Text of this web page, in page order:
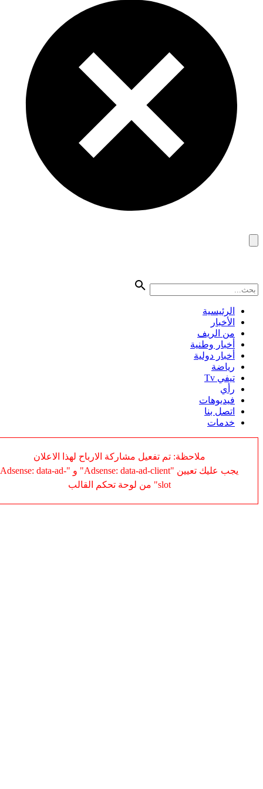
الريف
وطنية
دولية
بنا
ملاحظة: تم تفعيل مشاركة الارباح لهذا الاعلان
يجب عليك تعيين "Adsense: data-ad-client" و "Adsense: data-ad-